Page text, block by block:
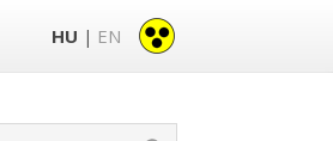
HU | EN